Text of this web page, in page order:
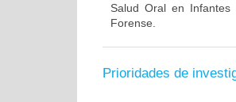
Salud Oral en
Forense.
Prioridades de